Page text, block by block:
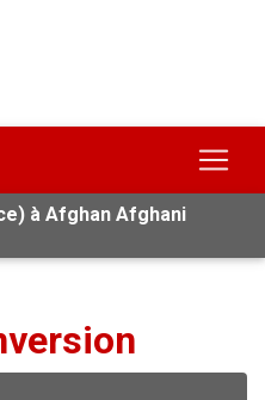
à Afghan Afghani